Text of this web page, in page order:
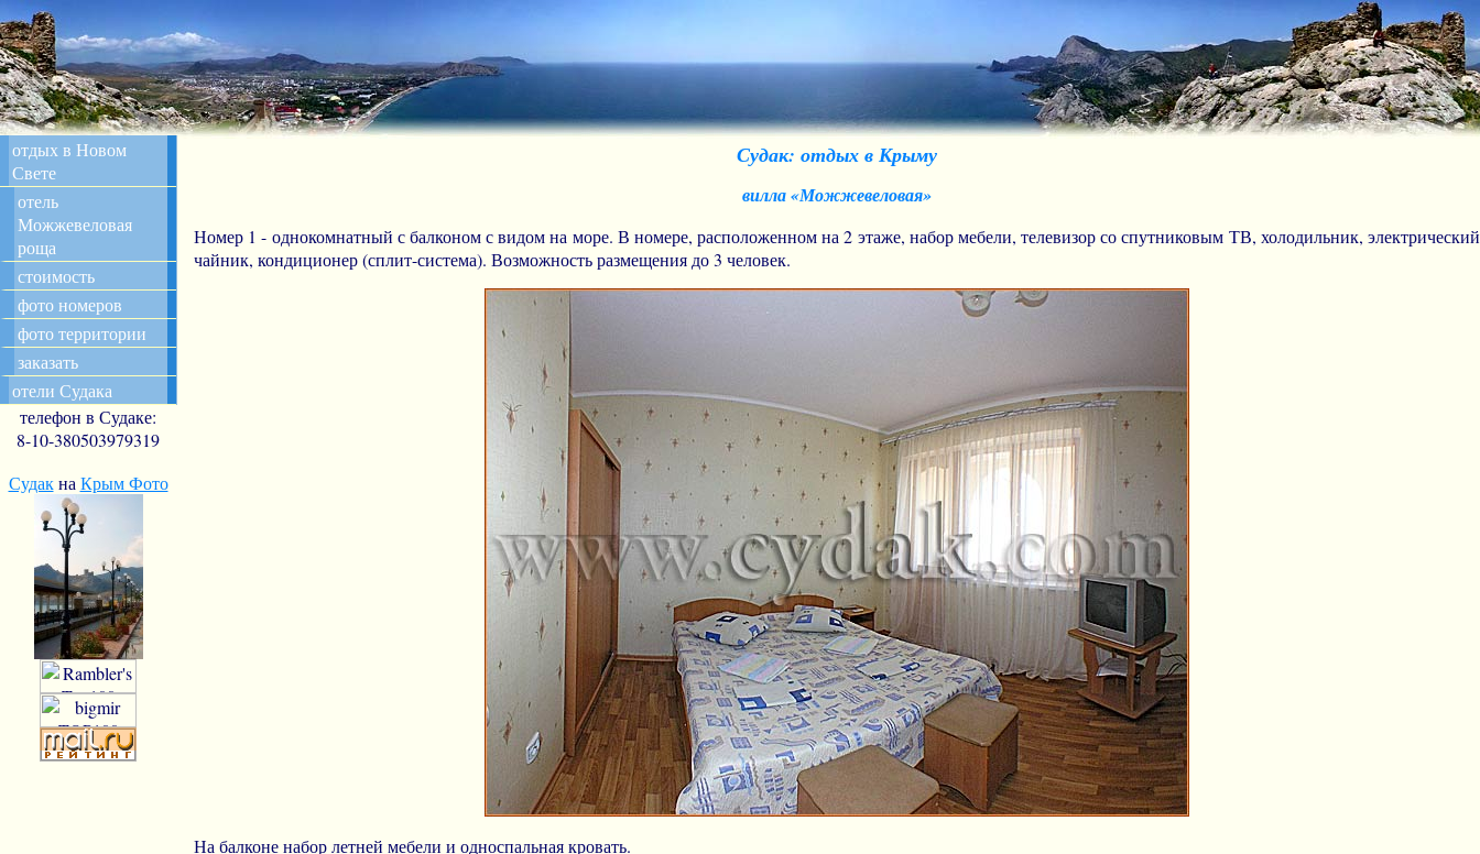
Судак: отдых в Крыму
вилла «Можжевеловая»
Номер 1 - однокомнатный с балконом с видом на море. В номере, расположенном на 2 этаже, набор мебели, телевизор со спутниковым ТВ, холодильник, электрический
чайник, кондиционер (сплит-система). Возможность размещения до 3 человек.
На балконе набор летней мебели и односпальная кровать.
отдых в Новом
Свете
отель
Можжевеловая
роща
стоимость
фото номеров
фото территории
заказать
отели Судака
телефон в Судаке:
8-10-380503979319
Судакна Крым Фото